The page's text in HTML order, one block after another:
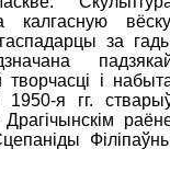
калгасную
за
творчасці і
я гг.